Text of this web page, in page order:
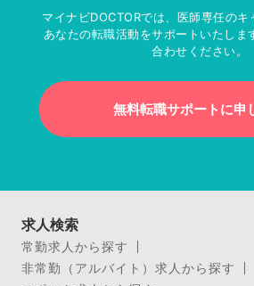
マイナビDOCTORでは、医師専任の
あなたの転職活動をサポートいたしま
合わせください。
無料転職サポートに申
求人検索
常勤求人から探す
非常勤（アルバイト）求人から探す